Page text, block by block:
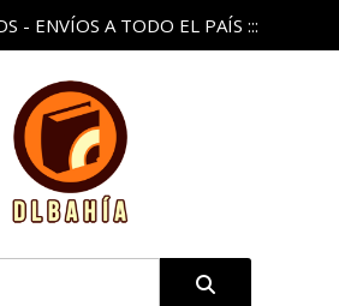
- ENVÍOS A TODO EL PAÍS :::